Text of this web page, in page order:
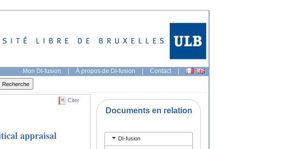
Mon DI-fusion | À propos de DI-fusion | Contact |
Citer
appraisal
Documents en relation
DI-fusion